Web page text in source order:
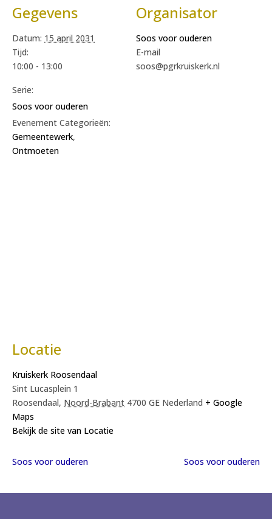
Gegevens
Datum: 15 april 2031
Tijd:
10:00 - 13:00
Serie:
Soos voor ouderen
Evenement Categorieën:
Gemeentewerk,
Ontmoeten
Organisator
Soos voor ouderen
E-mail
soos@pgrkruiskerk.nl
Locatie
Kruiskerk Roosendaal
Sint Lucasplein 1
Roosendaal, Noord-Brabant 4700 GE Nederland + Google
Maps
Bekijk de site van Locatie
Soos voor ouderen Soos voor ouderen